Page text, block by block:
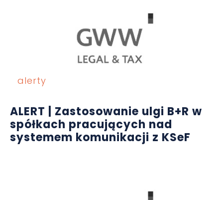
alerty
ALERT | Zastosowanie ulgi B+R w
spółkach pracujących nad
systemem komunikacji z KSeF